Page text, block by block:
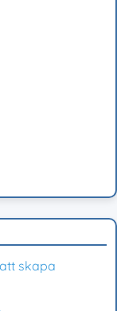
skapa